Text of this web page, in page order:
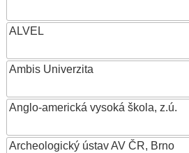
ALVEL
Ambis Univerzita
Anglo-americká vysoká škola, z.ú.
Archeologický ústav AV ČR, Brno